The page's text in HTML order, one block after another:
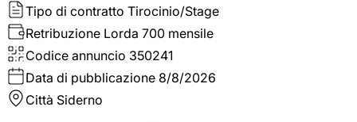
Tipo di contratto Tirocinio/Stage
Retribuzione Lorda 700 mensile
Codice annuncio 350241
Data di pubblicazione 8/8/2026
Città Siderno